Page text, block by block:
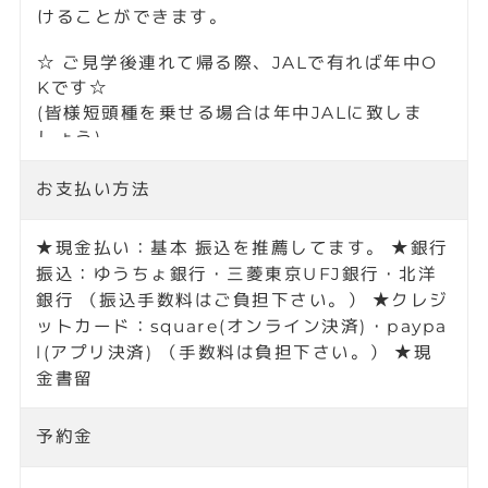
お支払い方法
★現金払い：基本 振込を推薦してます。 ★銀行
振込：ゆうちょ銀行・三菱東京UFJ銀行・北洋
銀行 （振込手数料はご負担下さい。） ★クレジ
ットカード：square(オンライン決済)・paypa
l(アプリ決済) （手数料は負担下さい。） ★現
金書留
予約金